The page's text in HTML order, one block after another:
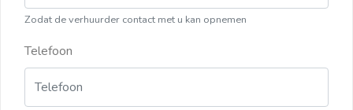
Zodat de verhuurder contact met u kan opnemen
Telefoon